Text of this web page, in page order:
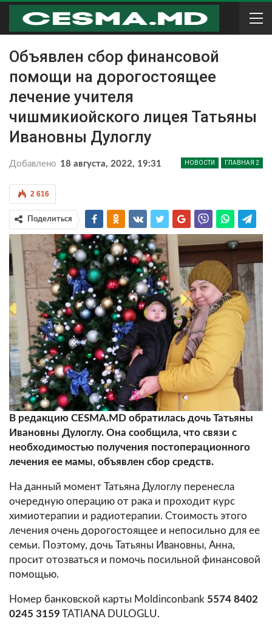
Объявлен сбор финансовой
помощи на дорогостоящее
лечение учителя
чишмикиойского лицея Татьяны
Ивановны Дулоглу
НОВОСТИ ГЛАВНАЯ 2
Добавлено 18 августа, 2022, 19:31
2 616
Поделиться
В редакцию CESMA.MD обратилась дочь Татьяны
Ивановны Дулоглу. Она сообщила, что связи с
необходимостью получения постоперационного
лечения ее мамы, объявлен сбор средств.
На данный момент Татьяна Дулоглу перенесла
очередную операцию от рака и проходит курс
химиотерапии и радиотерапии. Стоимость этого
лечения очень дорогостоящее и непосильно для ее
семьи. Поэтому, дочь Татьяны Ивановны, Анна,
просит отозваться и помочь посильной финансовой
помощью.
Номер банковской карты Moldinconbank 5574 8402
0245 3159 TATIANA DULOGLU.